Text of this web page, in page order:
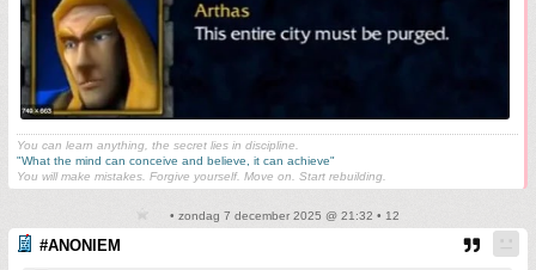
You can learn anything, the secret lies in discipline.
"What the mind can conceive and believe, it can achieve"
You will make mistakes. Forgive yourself. Move on. Start rebuilding.
• zondag 7 december 2025 @ 21:32 • 12
#ANONIEM